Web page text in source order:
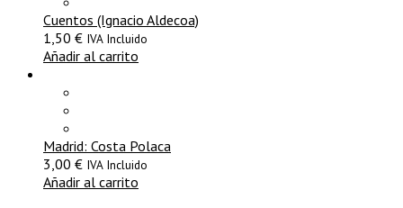
Cuentos (Ignacio Aldecoa)
1,50 € IVA Incluido
Añadir al carrito
Madrid: Costa Polaca
3,00 € IVA Incluido
Añadir al carrito